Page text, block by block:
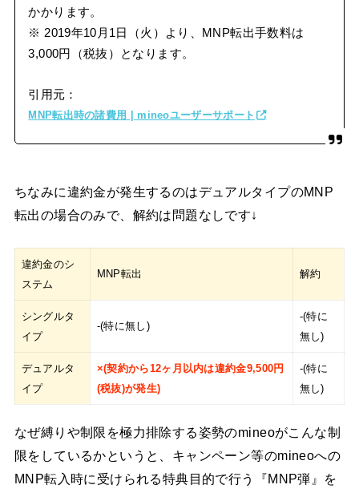
かかります。
※ 2019年10月1日（火）より、MNP転出手数料は
3,000円（税抜）となります。
引用元：
MNP転出時の諸費用 | mineoユーザーサポート
ちなみに違約金が発生するのはデュアルタイプのMNP
転出の場合のみで、解約は問題なしです↓
違約金のシ
ステム
MNP転出 解約
シングルタ
イプ
-(特に無し)
-(特に
無し)
デュアルタ
イプ
×(契約から12ヶ月以内は違約金9,500円
(税抜)が発生)
-(特に
無し)
なぜ縛りや制限を極力排除する姿勢のmineoがこんな制
限をしているかというと、キャンペーン等のmineoへの
MNP転入時に受けられる特典目的で行う『MNP弾』を